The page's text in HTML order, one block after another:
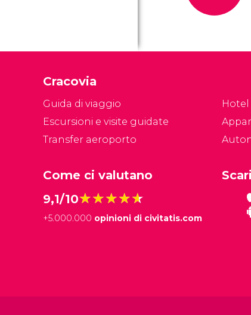
Cracovia
Guida di viaggio
Escursioni e visite guidate
Transfer aeroporto
Hotel
Come ci valutano
9,1/10★★★★★
★★★★★
+5.000.000 opinioni di civitatis.com